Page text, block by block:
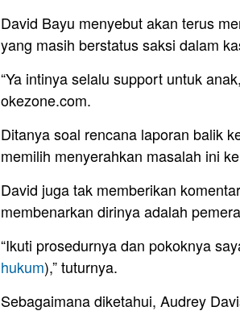
David Bayu menyebut akan terus
yang masih berstatus saksi dalam
“Ya intinya selalu support untuk
okezone.com.
Ditanya soal rencana laporan balik
memilih menyerahkan masalah ini
David juga tak memberikan
membenarkan dirinya adalah
“Ikuti prosedurnya dan pokoknya
hukum),” tuturnya.
Sebagaimana diketahui, Audrey